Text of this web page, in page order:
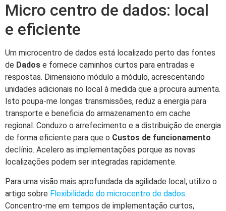
Micro centro de dados: local
e eficiente
Um microcentro de dados está localizado perto das fontes
de Dados e fornece caminhos curtos para entradas e
respostas. Dimensiono módulo a módulo, acrescentando
unidades adicionais no local à medida que a procura aumenta.
Isto poupa-me longas transmissões, reduz a energia para
transporte e beneficia do armazenamento em cache
regional. Conduzo o arrefecimento e a distribuição de energia
de forma eficiente para que o Custos de funcionamento
declínio. Acelero as implementações porque as novas
localizações podem ser integradas rapidamente.
Para uma visão mais aprofundada da agilidade local, utilizo o
artigo sobre Flexibilidade do microcentro de dados.
Concentro-me em tempos de implementação curtos,